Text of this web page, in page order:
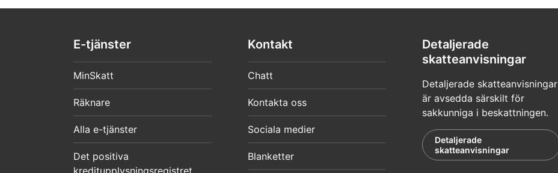
E-tjänster
MinSkatt
Räknare
Alla e-tjänster
Det positiva
Kontakt
Chatt
Kontakta oss
Sociala medier
Blanketter
Detaljerade
skatteanvisningar
Detaljerade skatteanvisningar
är avsedda särskilt för
sakkunniga i beskattningen.
Detaljerade
skatteanvisningar